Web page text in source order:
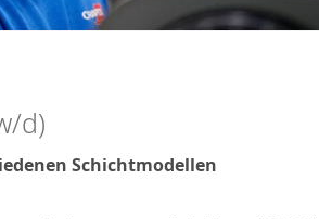
d)
Schichtmodellen